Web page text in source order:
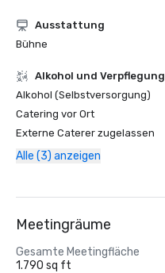
Ausstattung
Bühne
‪Alkohol‬ und Verpflegung
Alkohol (Selbstversorgung)
Catering vor Ort
Externe Caterer zugelassen
Alle (3) anzeigen
Meetingräume
Gesamte Meetingfläche
1.790 sq ft